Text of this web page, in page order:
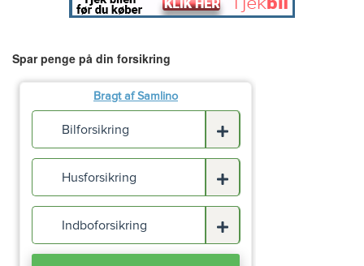
Spar penge på din forsikring